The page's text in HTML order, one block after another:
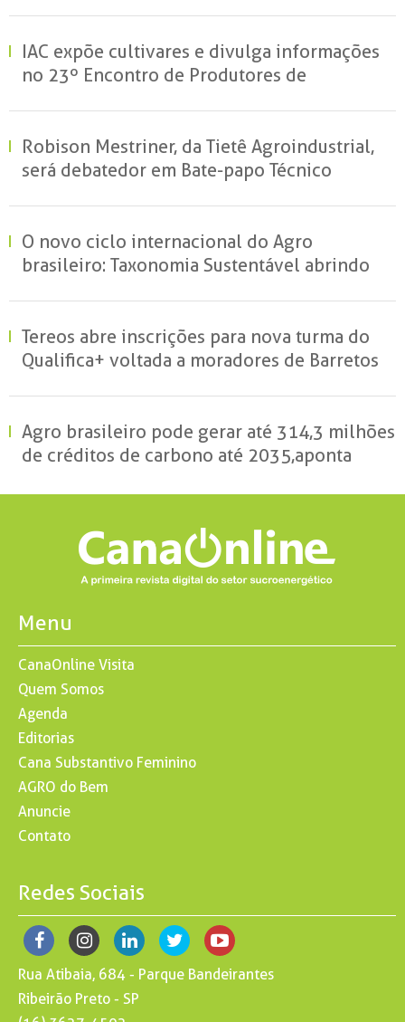
IAC expõe cultivares e divulga informações
no 23º Encontro de Produtores de
Robison Mestriner, da Tietê Agroindustrial,
será debatedor em Bate-papo Técnico
O novo ciclo internacional do Agro
brasileiro: Taxonomia Sustentável abrindo
Tereos abre inscrições para nova turma do
Qualifica+ voltada a moradores de Barretos
Agro brasileiro pode gerar até 314,3 milhões
de créditos de carbono até 2035, aponta
Menu
CanaOnline Visita
Quem Somos
Agenda
Editorias
Cana Substantivo Feminino
AGRO do Bem
Anuncie
Contato
Redes Sociais
Rua Atibaia, 684 - Parque Bandeirantes
Ribeirão Preto - SP